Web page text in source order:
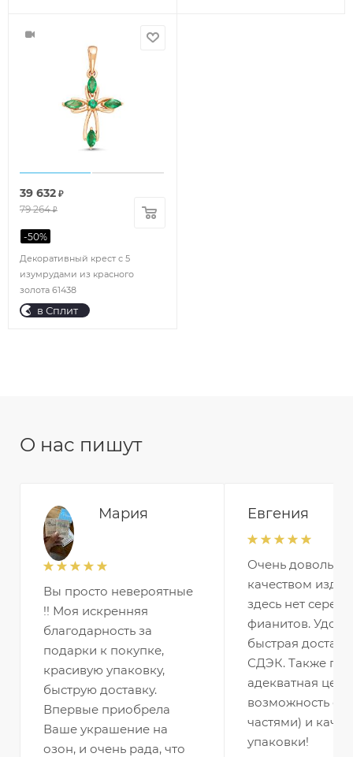
Декоративный крест с 5
изумрудами из красного
золота 61438
39 632 ₽
79 264₽
-50%
в Сплит
О нас пишут
Мария
Вы просто невероятные
!! Моя искренняя
благодарность за
подарки к покупке,
красивую упаковку,
быструю доставку.
Впервые приобрела
Ваше украшение на
озон, и очень рада, что
Евгения
Очень довольна
качеством
здесь нет
фианитов.
быстрая
СДЭК. Также
адекватная цена
возможность
частями) и
упаковки!